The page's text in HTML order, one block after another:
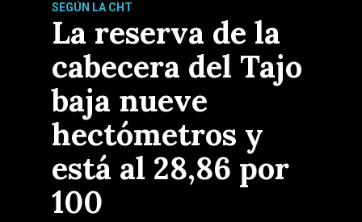
SEGÚN LA CHT
La reserva de la
cabecera del Tajo
baja nueve
hectómetros y
está al 28,86 por
100